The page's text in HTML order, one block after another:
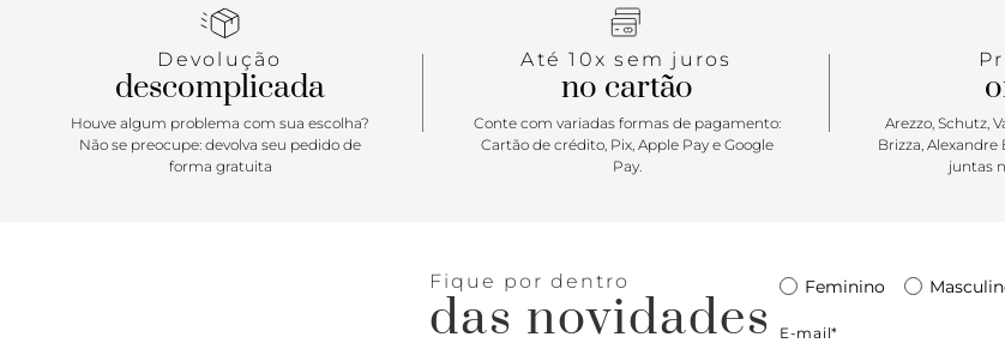
Devolução
descomplicada
Houve algum problema com sua escolha?
Não se preocupe: devolva seu pedido de
forma gratuita
Até 10x sem juros
no cartão
Conte com variadas formas de pagamento:
Cartão de crédito, Pix, Apple Pay e Google
Pay.
Arezzo, Schutz,
Brizza, Alexandre
juntas
Fique por dentro
das novidades
Feminino
E-mail*